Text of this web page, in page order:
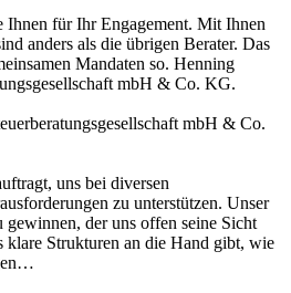
Ihnen für Ihr Engagement. Mit Ihnen
anders als die übrigen Berater. Das
Mandaten so. Henning
mbH & Co. KG.
mbH & Co.
uns bei diversen
zu unterstützen. Unser
gewinnen, der uns offen seine Sicht
klare Strukturen an die Hand gibt, wie